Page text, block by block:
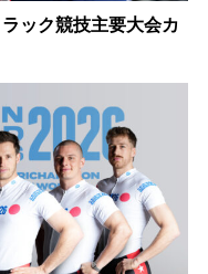
ック競技主要大会カ